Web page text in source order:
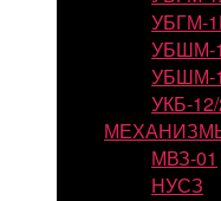
УБГМ-
УБШМ-
УБШМ-
УКБ-
МВЗ-01
НУСЗ